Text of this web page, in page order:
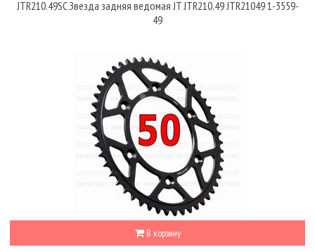
JTR210.49SC Звезда задняя ведомая JT JTR210.49 JTR21049 1-3559-
49
В корзину